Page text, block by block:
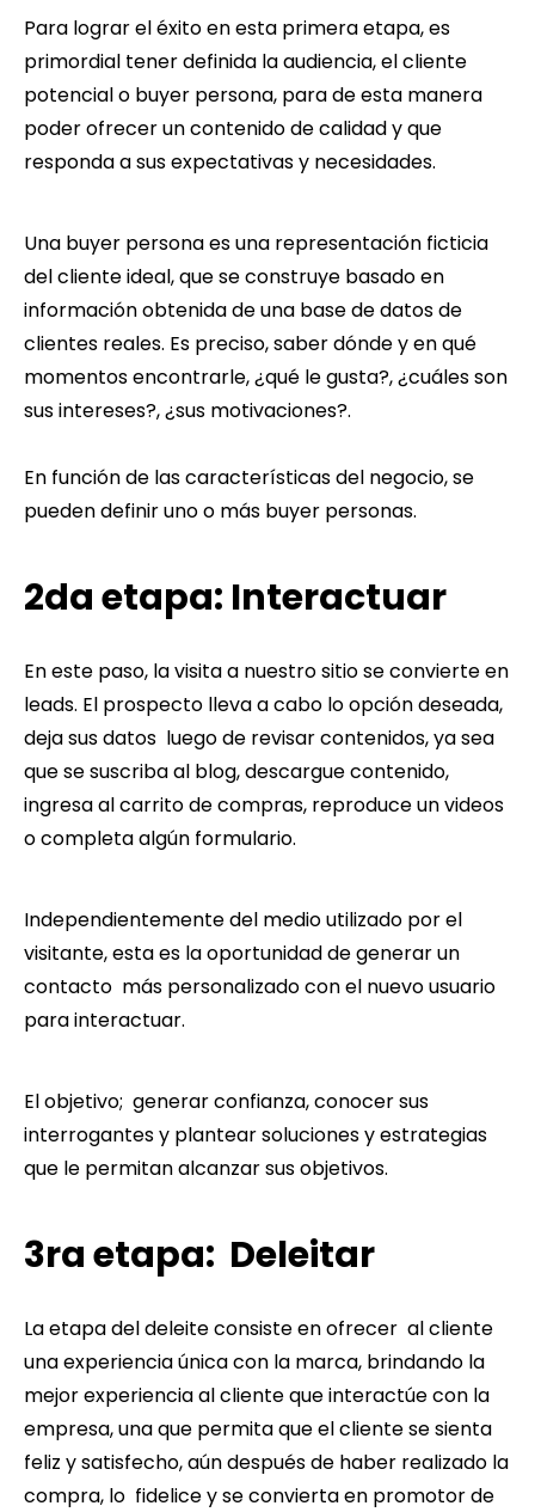
Para lograr el éxito en esta primera etapa, es
primordial tener definida la audiencia, el cliente
potencial o buyer persona, para de esta manera
poder ofrecer un contenido de calidad y que
responda a sus expectativas y necesidades.
Una buyer persona es una representación ficticia
del cliente ideal, que se construye basado en
información obtenida de una base de datos de
clientes reales. Es preciso, saber dónde y en qué
momentos encontrarle, ¿qué le gusta?, ¿cuáles son
sus intereses?, ¿sus motivaciones?.
En función de las características del negocio, se
pueden definir uno o más buyer personas.
2da etapa: Interactuar
En este paso, la visita a nuestro sitio se convierte en
leads. El prospecto lleva a cabo lo opción deseada,
deja sus datos luego de revisar contenidos, ya sea
que se suscriba al blog, descargue contenido,
ingresa al carrito de compras, reproduce un videos
o completa algún formulario.
Independientemente del medio utilizado por el
visitante, esta es la oportunidad de generar un
contacto más personalizado con el nuevo usuario
para interactuar.
El objetivo; generar confianza, conocer sus
interrogantes y plantear soluciones y estrategias
que le permitan alcanzar sus objetivos.
3ra etapa: Deleitar
La etapa del deleite consiste en ofrecer al cliente
una experiencia única con la marca, brindando la
mejor experiencia al cliente que interactúe con la
empresa, una que permita que el cliente se sienta
feliz y satisfecho, aún después de haber realizado la
compra, lo fidelice y se convierta en promotor de